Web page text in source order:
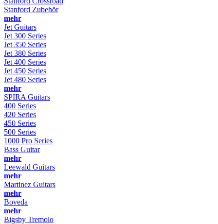
Stanford Zubehör
mehr
Jet Guitars
Jet 300 Series
Jet 350 Series
Jet 380 Series
Jet 400 Series
Jet 450 Series
Jet 480 Series
mehr
SPIRA Guitars
400 Series
420 Series
450 Series
500 Series
1000 Pro Series
Bass Guitar
mehr
Leewald Guitars
mehr
Martinez Guitars
mehr
Boveda
mehr
Bigsby Tremolo